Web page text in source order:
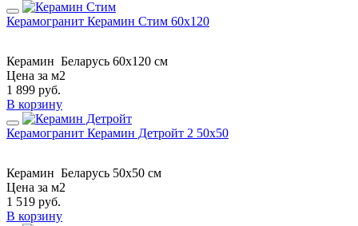
Керамогранит Керамин Стим 60x120
Керамин Беларусь 60x120 см
Цена за м2
1 899 руб.
В корзину
Керамогранит Керамин Детройт 2 50x50
Керамин Беларусь 50x50 см
Цена за м2
1 519 руб.
В корзину